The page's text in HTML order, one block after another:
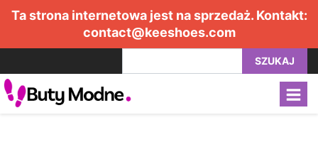
Ta strona internetowa jest na sprzedaż. Kontakt:
contact@keeshoes.com
SZUKAJ